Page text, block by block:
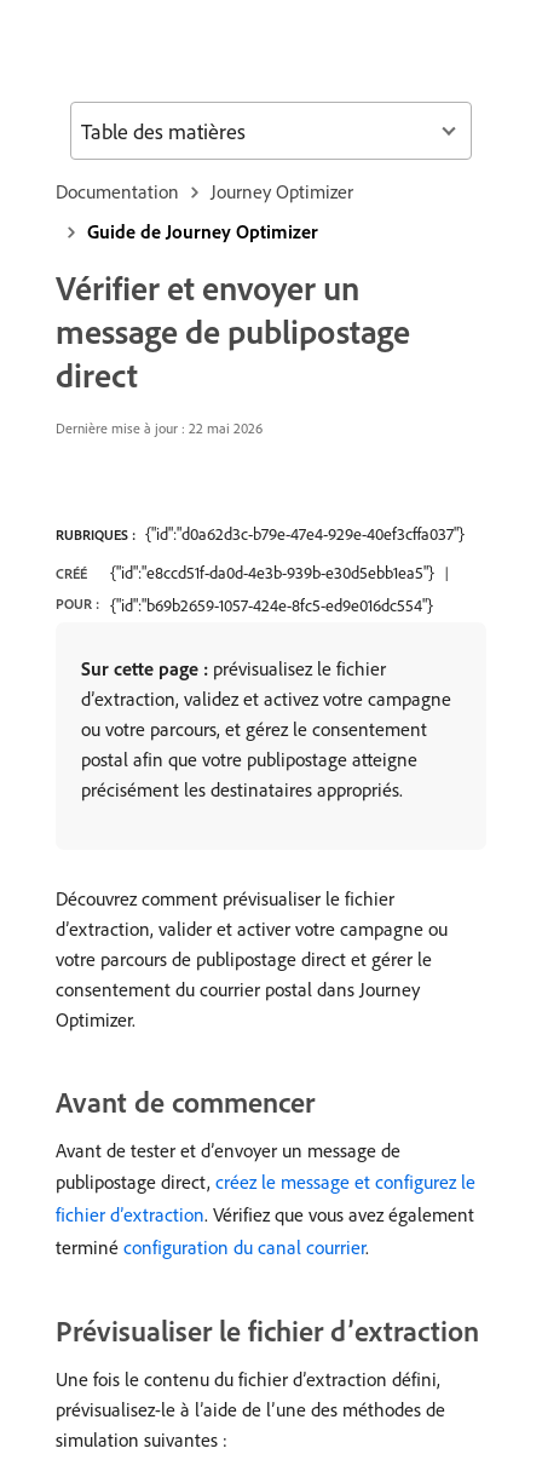
Documentation
Journey Optimizer
Guide de Journey Optimizer
Vérifier et envoyer un
message de publipostage
direct
Dernière mise à jour : 22 mai 2026
RUBRIQUES : {"id":"d0a62d3c-b79e-47e4-929e-40ef3cffa037"}
CRÉÉ
POUR :
{"id":"e8ccd51f-da0d-4e3b-939b-e30d5ebb1ea5"}
{"id":"b69b2659-1057-424e-8fc5-ed9e016dc554"}
Sur cette page : prévisualisez le fichier
d’extraction, validez et activez votre campagne
ou votre parcours, et gérez le consentement
postal afin que votre publipostage atteigne
précisément les destinataires appropriés.
Découvrez comment prévisualiser le fichier
d’extraction, valider et activer votre campagne ou
votre parcours de publipostage direct et gérer le
consentement du courrier postal dans Journey
Optimizer.
Avant de commencer
Avant de tester et d’envoyer un message de
publipostage direct, créez le message et configurez le
fichier d’extraction. Vérifiez que vous avez également
terminé configuration du canal courrier.
Prévisualiser le fichier d’extraction
Une fois le contenu du fichier d’extraction défini,
prévisualisez-le à l’aide de l’une des méthodes de
simulation suivantes :
Table des matières